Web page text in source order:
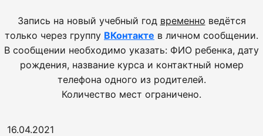
Запись на новый учебный год временно ведётся
только через группу ВКонтакте в личном сообщении.
В сообщении необходимо указать: ФИО ребенка, дату
рождения, название курса и контактный номер
телефона одного из родителей.
Количество мест ограничено.
16.04.2021